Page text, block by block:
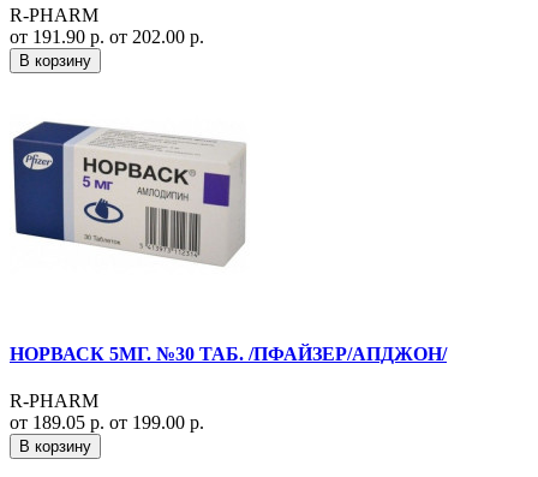
R-PHARM
от 191.90 р. от 202.00 р.
В корзину
НОРВАСК 5МГ. №30 ТАБ. /ПФАЙЗЕР/АПДЖОН/
R-PHARM
от 189.05 р. от 199.00 р.
В корзину